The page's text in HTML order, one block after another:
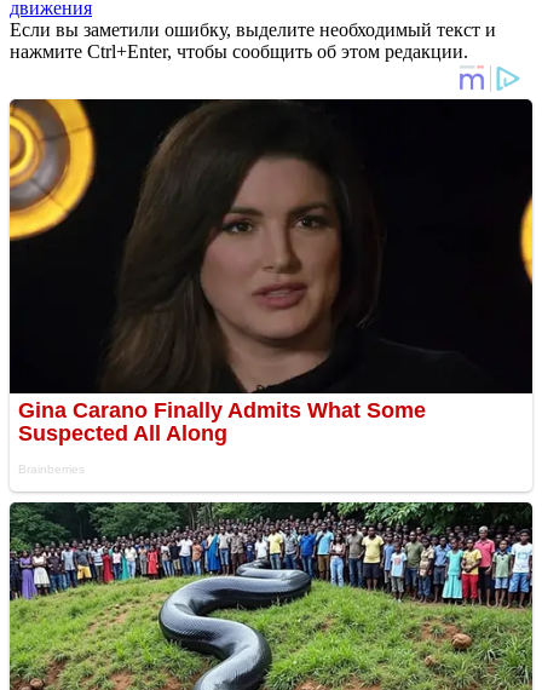
движения
Если вы заметили ошибку, выделите необходимый текст и
нажмите Ctrl+Enter, чтобы сообщить об этом редакции.